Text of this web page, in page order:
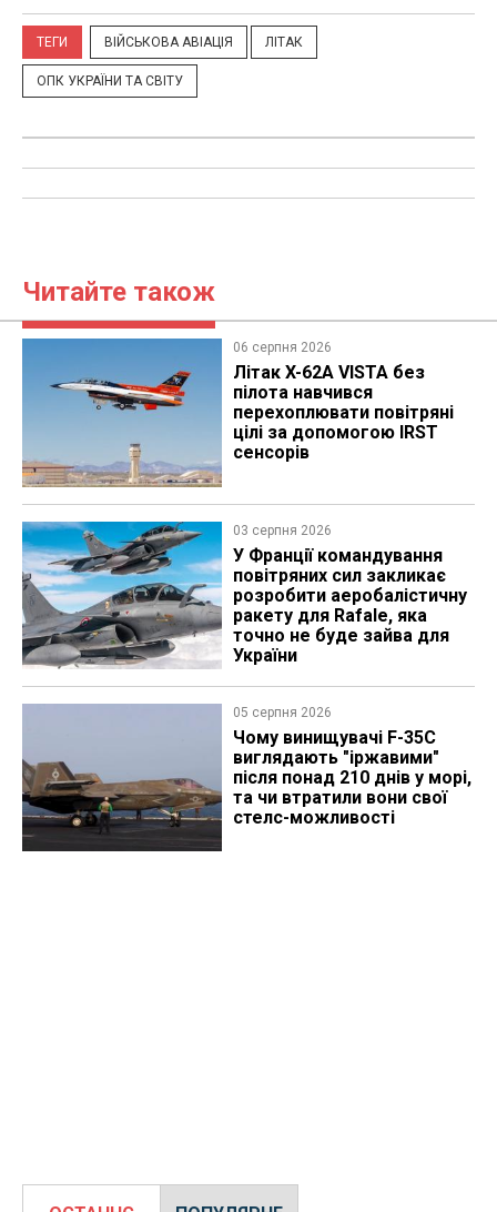
ТЕГИ ВІЙСЬКОВА АВІАЦІЯ ЛІТАК
ОПК УКРАЇНИ ТА СВІТУ
Читайте також
06 серпня 2026
Літак X-62A VISTA без
пілота навчився
перехоплювати повітряні
цілі за допомогою IRST
сенсорів
03 серпня 2026
У Франції командування
повітряних сил закликає
розробити аеробалістичну
ракету для Rafale, яка
точно не буде зайва для
України
05 серпня 2026
Чому винищувачі F-35C
виглядають "іржавими"
після понад 210 днів у морі,
та чи втратили вони свої
стелс-можливості